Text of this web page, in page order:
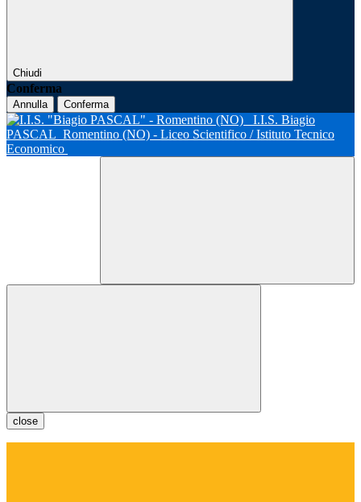
Chiudi
Conferma
Annulla Conferma
I.I.S. Biagio
PASCAL Romentino (NO) - Liceo Scientifico / Istituto Tecnico
Economico
close